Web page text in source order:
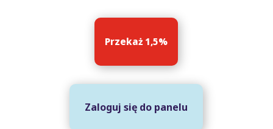
Przekaż 1,5%
Zaloguj się do panelu